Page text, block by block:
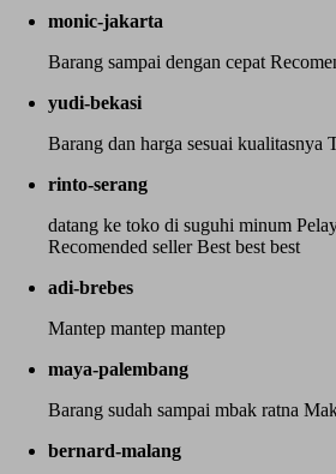
monic-jakarta
Barang sampai dengan cepat
yudi-bekasi
Barang dan harga sesuai kualitasnya
rinto-serang
datang ke toko di suguhi minum
Recomended seller Best best best
adi-brebes
Mantep mantep mantep
maya-palembang
Barang sudah sampai mbak ratna
bernard-malang